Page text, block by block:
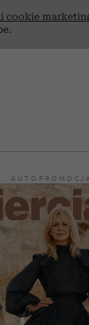
cookie
AUTOPROMOCJA